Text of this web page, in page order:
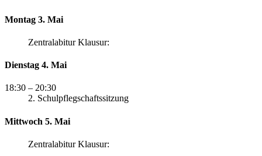
Montag 3. Mai
Zentralabitur Klausur:
Dienstag 4. Mai
18:30 – 20:30
2. Schulpflegschaftssitzung
Mittwoch 5. Mai
Zentralabitur Klausur: